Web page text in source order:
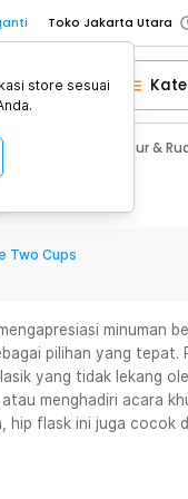
Toko Jakarta Utara
Toko Tangerang
Toko Cikupa
Pick n Go Jakarta
Pick n Go Bekasi
Toko Jakarta Barat
Toko Tangerang
Toko Cikupa
Pick n Go Jakarta
Pick n Go Bekasi
Perlengkapan Dapur &
Two Cups
minuman
pilihan yang
yang tidak lekang
menghadiri acara
hip flask ini juga cocok
store sesuai